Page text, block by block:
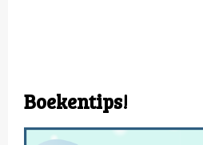
Boekentips!